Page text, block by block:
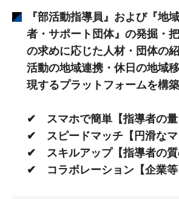
『部活動指導員』および『地
者・サポート団体』の発掘・
の求めに応じた人材・団体の
活動の地域連携・休日の地域
現するプラットフォームを構築
✔ スマホで簡単【指導者の量
✔ スピードマッチ【円滑なマ
✔ スキルアップ【指導者の質
✔ コラボレーション【企業等